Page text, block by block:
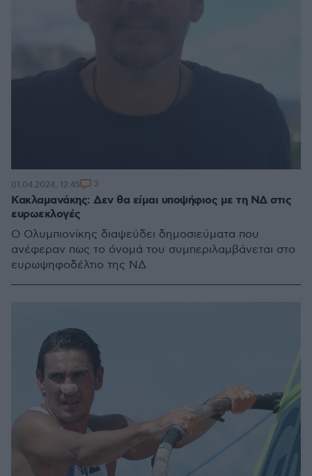
Κακλαμανάκης: Δεν θα είμαι υποψήφιος με τη ΝΔ στις
ευρωεκλογές
Ο Ολυμπιονίκης διαψεύδει δημοσιεύματα που
ανέφεραν πως το όνομά του συμπεριλαμβάνεται στο
ευρωψηφοδέλτιο της ΝΔ
01.04.2024, 12:45 3